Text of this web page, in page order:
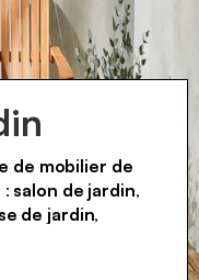
de mobilier de
: salon de jardin,
de jardin,
bain de